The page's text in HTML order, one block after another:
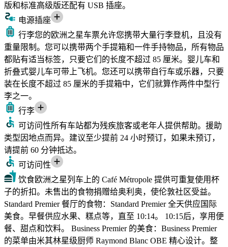
版和标准高级版还配有 USB 插座。
电源插座
行李您的欧洲之星车票允许您携带大量行李登机，且没有
重量限制。您可以携带两个手提箱和一件手持物品，所有物品
都贴有适当标签，只要它们的长度不超过 85 厘米。婴儿车和
折叠式婴儿车可带上飞机。您还可以携带自行车或乐器，只要
装在长度不超过 85 厘米的手提箱中，它们就算作两件中型行
李之一。
行李
可访问性所有车站都为残疾旅客或老年人提供帮助。援助
类型因地点而异。建议至少提前 24 小时预订，如果未预订，
请提前 60 分钟抵达。
可访问性
饮食欧洲之星列车上的 Café Métropole 提供可重复使用杯
子的折扣。未售出的食物捐赠给奥利奥，使伦敦社区受益。
Standard Premier 餐厅的食物：Standard Premier 全天供应国际
美食。早餐供应水果、糕点等，直至 10:14。 10:15后，享用便
餐、甜点和饮料。 Business Premier 的美食：Business Premier
的菜单由米其林星级厨师 Raymond Blanc OBE 精心设计。整